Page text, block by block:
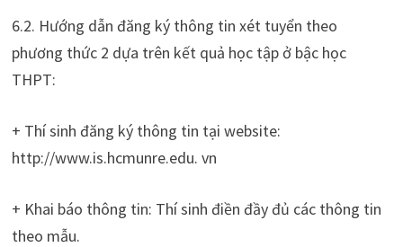
6.2. Hướng dẫn đăng ký thông tin xét tuyển theo
phương thức 2 dựa trên kết quả học tập ở bậc học
THPT:
+ Thí sinh đăng ký thông tin tại website:
http://www.is.hcmunre.edu. vn
+ Khai báo thông tin: Thí sinh điền đầy đủ các thông tin
theo mẫu.